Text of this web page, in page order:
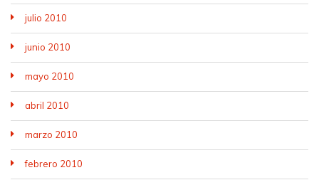
julio 2010
junio 2010
mayo 2010
abril 2010
marzo 2010
febrero 2010